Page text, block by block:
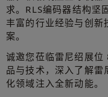
求。RLS编码器结构坚
丰富的行业经验与创新
案。
诚邀您莅临雷尼绍展
品与技术，深入了解雷
化领域注入全新动能。